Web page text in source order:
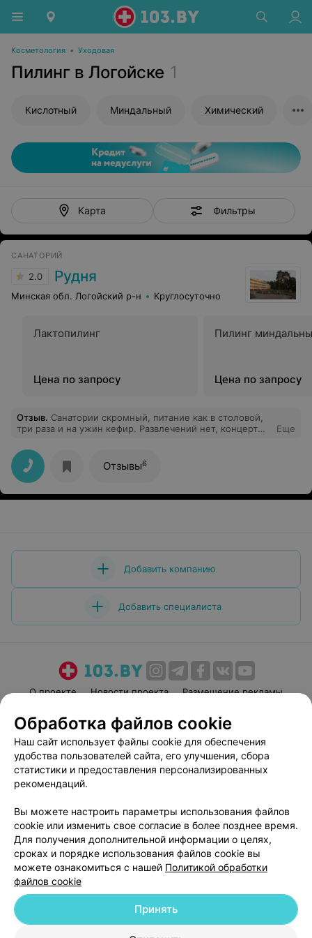
Косметология • Уходовая
Пилинг в Логойске 1
Кислотный Миндальный Химический
Карта Фильтры
САНАТОРИЙ
2.0 Рудня
Минская обл. Логойский р-н Круглосуточно
Лактопилинг
Цена по запросу
Пилинг
Цена по запросу
Отзыв. Санатории скромный, питание как в столовой,
три раза и на ужин кефир. Развлечений нет, концерт
хотя убирали каждый день. Лечение не было
качественно предоставлено. Не советую!
Еще
Отзывы6
Добавить компанию
Добавить специалиста
О проекте Новости проекта
Размещение рекламы
Пользовательское соглашение
Способы оплаты
Вакансии
Партнеры
Написать руководителю 103.by
Персональные настройки cookie
Обработка персональных данных
© 2026 ООО «Артокс Лаб», УНП 191700409| 220012, Республика Беларусь,
Обработка файлов cookie
Наш сайт использует файлы cookie для обеспечения
удобства пользователей сайта, его улучшения, сбора
статистики и предоставления персонализированных
рекомендаций.
Вы можете настроить параметры использования файлов
cookie или изменить свое согласие в более позднее время.
Для получения дополнительной информации о целях,
сроках и порядке использования файлов cookie вы
можете ознакомиться с нашей Политикой обработки
файлов cookie
Принять